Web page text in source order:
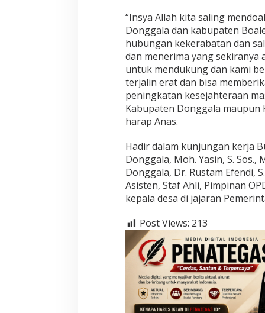
“Insya Allah kita saling
Donggala dan kabupaten
hubungan kekerabatan dan
dan menerima yang sekiranya
untuk mendukung dan kami
terjalin erat dan bisa
peningkatan kesejahteraan
Kabupaten Donggala maupun
harap Anas.
Hadir dalam kunjungan kerja
Donggala, Moh. Yasin, S. Sos.,
Donggala, Dr. Rustam Efendi,
Asisten, Staf Ahli, Pimpinan
kepala desa di jajaran
Post Views: 213